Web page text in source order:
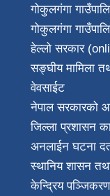
गोकुलगंगा
गोकुलगंगा
हेल्लो सरकार
सङ्घीय मामिला
वेवसाईट
नेपाल सरकारको
जिल्ला प्रशासन
अनलाईन घटना
स्थानिय शासन
केन्द्रिय पञ्जिकरण